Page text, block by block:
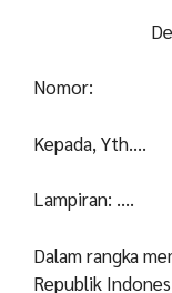
Nomor:
Kepada, Yth….
Lampiran: ….
Dalam rangka
Republik